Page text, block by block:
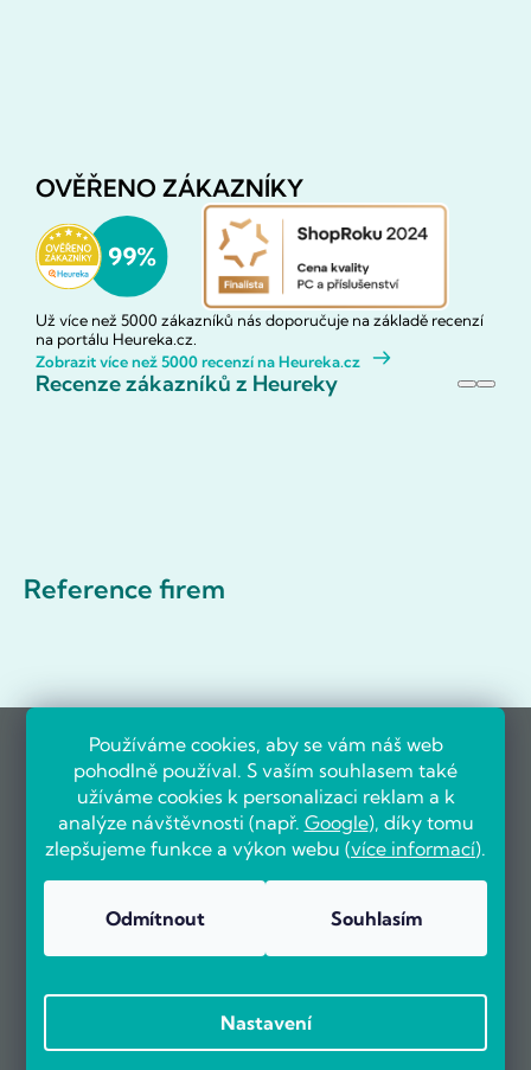
Používáme cookies, aby se vám náš web
pohodlně používal. S vaším souhlasem také
užíváme cookies k personalizaci reklam a k
analýze návštěvnosti (např. Google), díky tomu
zlepšujeme funkce a výkon webu (více informací).
Odmítnout Souhlasím
Nastavení
OVĚŘENO ZÁKAZNÍKY
Už více než 5000 zákazníků nás doporučuje na základě recenzí
na portálu Heureka.cz.
Zobrazit více než 5000 recenzí na Heureka.cz
Recenze zákazníků z Heureky
Reference firem